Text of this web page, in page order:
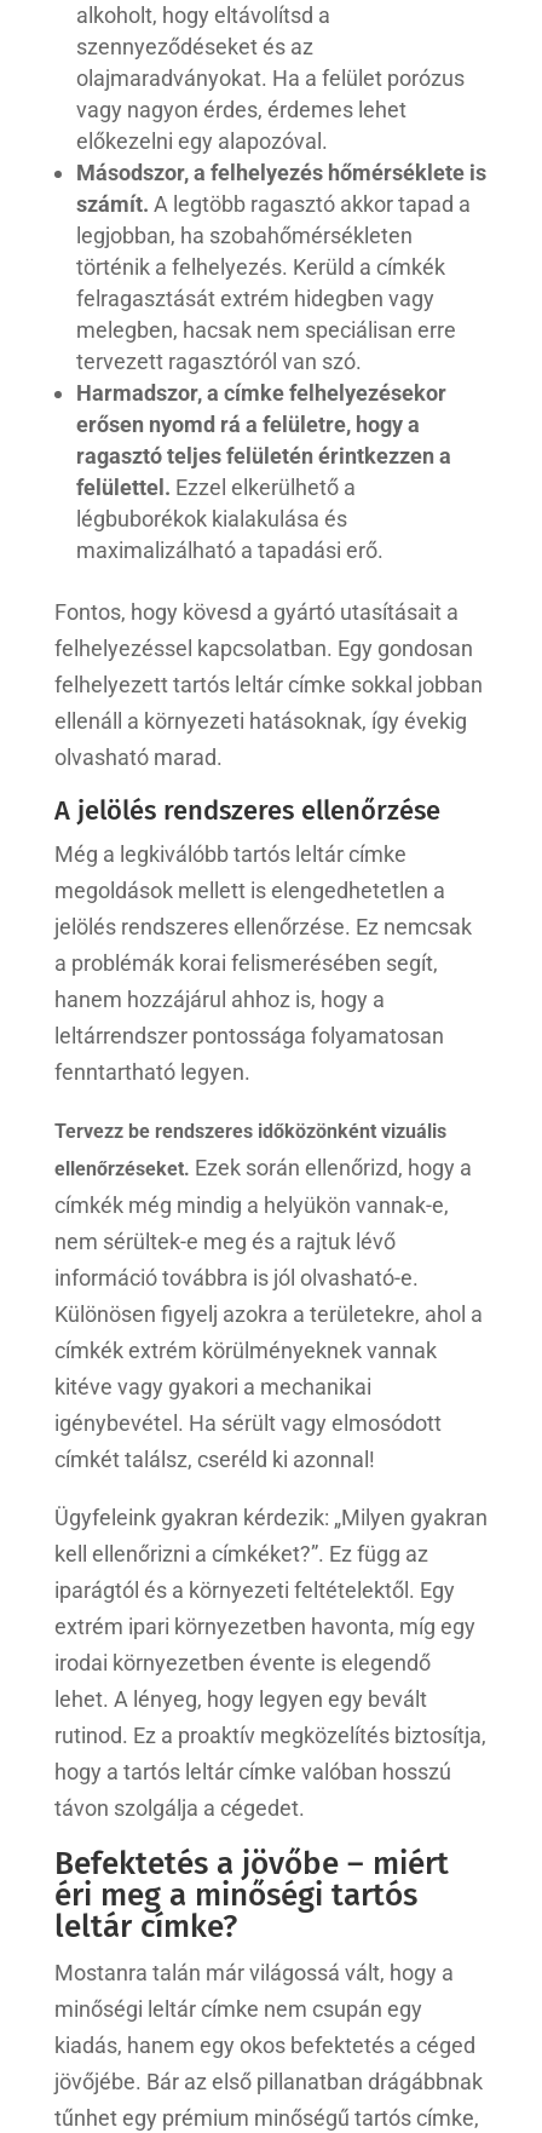
alkoholt, hogy eltávolítsd a
szennyeződéseket és az
olajmaradványokat. Ha a felület porózus
vagy nagyon érdes, érdemes lehet
előkezelni egy alapozóval.
Másodszor, a felhelyezés hőmérséklete is
számít. A legtöbb ragasztó akkor tapad a
legjobban, ha szobahőmérsékleten
történik a felhelyezés. Kerüld a címkék
felragasztását extrém hidegben vagy
melegben, hacsak nem speciálisan erre
tervezett ragasztóról van szó.
Harmadszor, a címke felhelyezésekor
erősen nyomd rá a felületre, hogy a
ragasztó teljes felületén érintkezzen a
felülettel. Ezzel elkerülhető a
légbuborékok kialakulása és
maximalizálható a tapadási erő.
Fontos, hogy kövesd a gyártó utasításait a
felhelyezéssel kapcsolatban. Egy gondosan
felhelyezett tartós leltár címke sokkal jobban
ellenáll a környezeti hatásoknak, így évekig
olvasható marad.
A jelölés rendszeres ellenőrzése
Még a legkiválóbb tartós leltár címke
megoldások mellett is elengedhetetlen a
jelölés rendszeres ellenőrzése. Ez nemcsak
a problémák korai felismerésében segít,
hanem hozzájárul ahhoz is, hogy a
leltárrendszer pontossága folyamatosan
fenntartható legyen.
Tervezz be rendszeres időközönként vizuális
ellenőrzéseket. Ezek során ellenőrizd, hogy a
címkék még mindig a helyükön vannak-e,
nem sérültek-e meg és a rajtuk lévő
információ továbbra is jól olvasható-e.
Különösen figyelj azokra a területekre, ahol a
címkék extrém körülményeknek vannak
kitéve vagy gyakori a mechanikai
igénybevétel. Ha sérült vagy elmosódott
címkét találsz, cseréld ki azonnal!
Ügyfeleink gyakran kérdezik: „Milyen gyakran
kell ellenőrizni a címkéket?”. Ez függ az
iparágtól és a környezeti feltételektől. Egy
extrém ipari környezetben havonta, míg egy
irodai környezetben évente is elegendő
lehet. A lényeg, hogy legyen egy bevált
rutinod. Ez a proaktív megközelítés biztosítja,
hogy a tartós leltár címke valóban hosszú
távon szolgálja a cégedet.
Befektetés a jövőbe – miért
éri meg a minőségi tartós
leltár címke?
Mostanra talán már világossá vált, hogy a
minőségi leltár címke nem csupán egy
kiadás, hanem egy okos befektetés a céged
jövőjébe. Bár az első pillanatban drágábbnak
tűnhet egy prémium minőségű tartós címke,